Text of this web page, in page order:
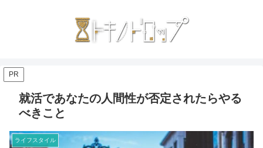
PR
就活であなたの人間性が否定されたらやる
べきこと
ライフスタイル